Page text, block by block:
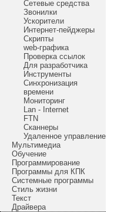
Сетевые средства
Звонилки
Ускорители
Интернет-пейджеры
Скрипты
web-графика
Проверка ссылок
Для разработчика
Инструменты
Синхронизация
времени
Мониторинг
Lan - Internet
FTN
Сканнеры
Удаленное управление
Мультимедиа
Обучение
Программирование
Программы для КПК
Системные программы
Стиль жизни
Текст
Драйвера